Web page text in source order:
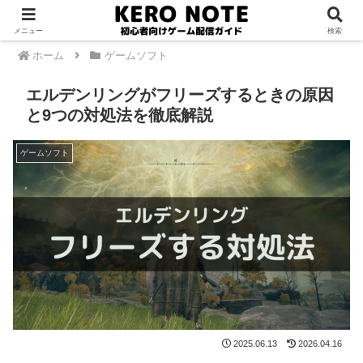
PR
ホーム ゲームソフト
エルデンリングがフリーズするときの原因
と9つの対処法を徹底解説
ゲームソフト
2025.06.13 2026.04.16
メニュー 検索